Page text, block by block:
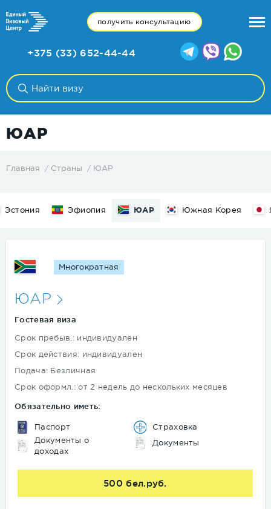
получить консультацию
+375 (33) 652-44-44
ЮАР
Главная Страны ЮАР
Многократная
ЮАР
Гостевая виза
Срок пребыв.: индивидуален
Срок действия: индивидуален
Подача: Безличная
Срок оформл.: от 2 недель до нескольких месяцев
Обязательно иметь:
Паспорт
Страховка
Документы о
доходах
Документы
500 бел.руб.
Эстония Эфиопия ЮАР Южная Корея